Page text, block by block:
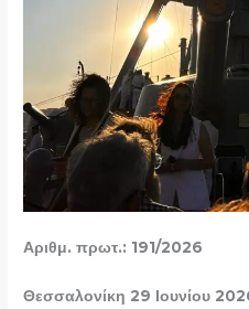
Αριθμ. πρωτ.: 191/
Θεσσαλονίκη 29 Ιουνίου